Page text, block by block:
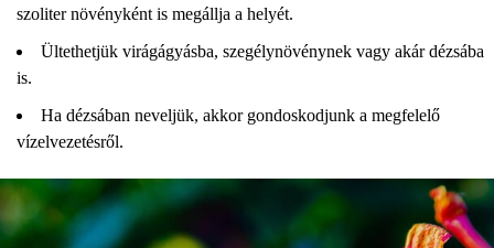
szoliter növényként is megállja a helyét.
Ültethetjük virágágyásba, szegélynövénynek vagy akár dézsába
is.
Ha dézsában neveljük, akkor gondoskodjunk a megfelelő
vízelvezetésről.